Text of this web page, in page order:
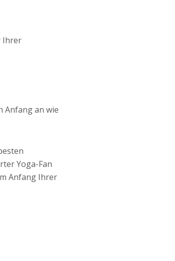
Ihrer
Anfang an wie
Yoga-Fan
Anfang Ihrer